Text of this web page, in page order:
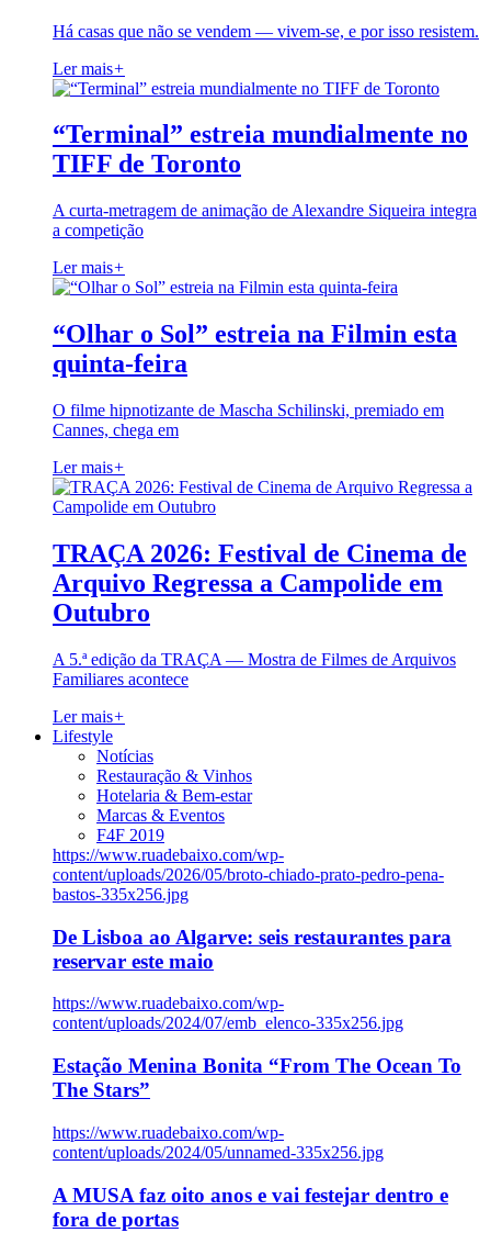
Há casas que não se vendem — vivem-se, e por isso resistem.
Ler mais+
“Terminal” estreia mundialmente no
TIFF de Toronto
A curta-metragem de animação de Alexandre Siqueira integra
a competição
Ler mais+
“Olhar o Sol” estreia na Filmin esta
quinta-feira
O filme hipnotizante de Mascha Schilinski, premiado em
Cannes, chega em
Ler mais+
TRAÇA 2026: Festival de Cinema de
Arquivo Regressa a Campolide em
Outubro
A 5.ª edição da TRAÇA — Mostra de Filmes de Arquivos
Familiares acontece
Ler mais+
Lifestyle
Notícias
Restauração & Vinhos
Hotelaria & Bem-estar
Marcas & Eventos
F4F 2019
https://www.ruadebaixo.com/wp-
content/uploads/2026/05/broto-chiado-prato-pedro-pena-
bastos-335x256.jpg
De Lisboa ao Algarve: seis restaurantes para
reservar este maio
https://www.ruadebaixo.com/wp-
content/uploads/2024/07/emb_elenco-335x256.jpg
Estação Menina Bonita “From The Ocean To
The Stars”
https://www.ruadebaixo.com/wp-
content/uploads/2024/05/unnamed-335x256.jpg
A MUSA faz oito anos e vai festejar dentro e
fora de portas